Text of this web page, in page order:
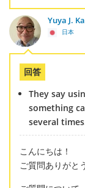
Yuya J.
日本
回答
They say
something
several
こんにちは！
ご質問ありがと